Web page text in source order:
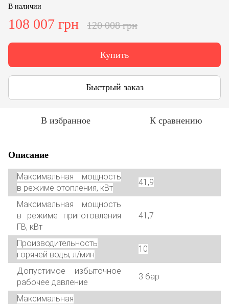
В наличии
108 007 грн 120 008 грн
Купить
Быстрый заказ
В избранное К сравнению
Описание
Максимальная мощность
в режиме отопления, кВт
41,9
Максимальная мощность
в режиме приготовления
ГВ, кВт
41,7
Производительность
горячей воды, л/мин
10
Допустимое избыточное
рабочее давление
3 бар
Максимальная